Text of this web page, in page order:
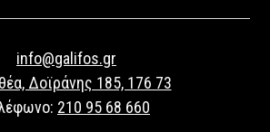
info@galifos.gr
Δοϊράνης 185, 176 73
210 95 68 660